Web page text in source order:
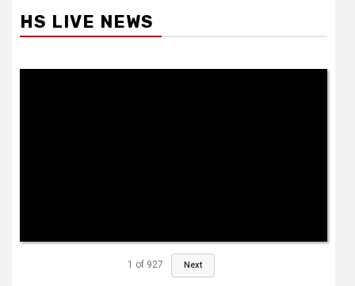
HS LIVE NEWS
1 of 927 Next